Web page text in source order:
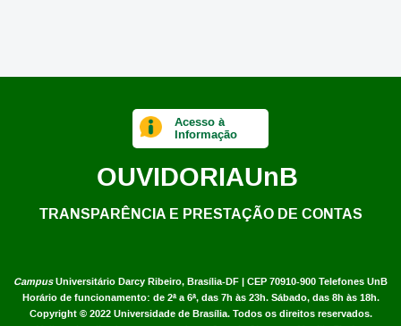
CampusUniversitário Darcy Ribeiro, Brasília-DF | CEP 70910-900 Telefones UnB
Horário de funcionamento: de 2ª a 6ª, das 7h às 23h. Sábado, das 8h às 18h.
Copyright © 2022 Universidade de Brasília. Todos os direitos reservados.
Acesso à
Informação
OUVIDORIAUnB
TRANSPARÊNCIA E PRESTAÇÃO DE CONTAS